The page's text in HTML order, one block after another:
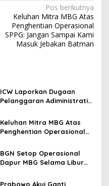
Pos berikutnya
Keluhan Mitra MBG Atas
Penghentian Operasional
SPPG: Jangan Sampai Kami
Masuk Jebakan Batman
ICW Laporkan Dugaan
Pelanggaran Adiministratif
Ombudsman RI
Keluhan Mitra MBG Atas
Penghentian Operasional
Masuk Jebakan Batman
BGN Setop Operasional
Dapur MBG Selama Libur
Prabowo Akui Ganti